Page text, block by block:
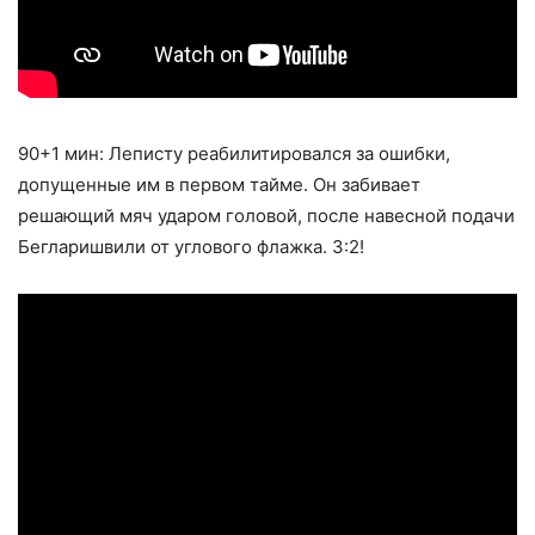
90+1 мин: Леписту реабилитировался за ошибки,
допущенные им в первом тайме. Он забивает
решающий мяч ударом головой, после навесной подачи
Бегларишвили от углового флажка. 3:2!